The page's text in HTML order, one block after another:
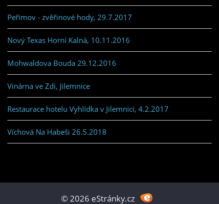
Peřimov - zvěřinové hody, 29.7.2017
Nový Texas Horní Kalná, 10.11.2016
Mohwaldova Bouda 29.12.2016
Vinárna ve Zdi, Jilemnice
Restaurace hotelu Vyhlídka v Jilemnici, 4.2.2017
Víchová Na Habeši 26.5.2018
© 2026 eStránky.cz